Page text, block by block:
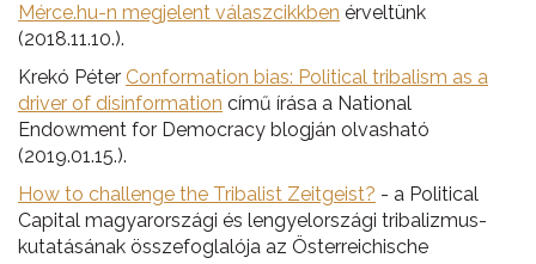
Mérce.hu-n megjelent válaszcikkben érveltünk
(2018.11.10.).
Krekó Péter Conformation bias: Political tribalism as a
driver of disinformation című írása a National
Endowment for Democracy blogján olvasható
(2019.01.15.).
How to challenge the Tribalist Zeitgeist? - a Political
Capital magyarországi és lengyelországi tribalizmus-
kutatásának összefoglalója az Österreichische